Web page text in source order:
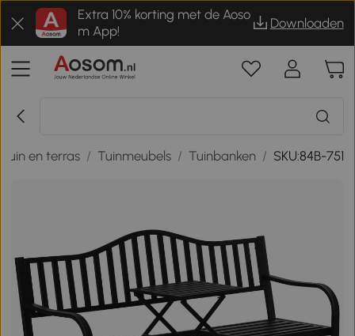
Extra 10% korting met de Aoso
m App!
Downloaden
Tuin en terras / Tuinmeubels / Tuinbanken / SKU:84B-751